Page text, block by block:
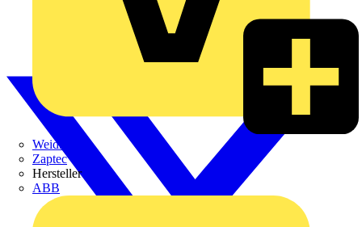
Weidmüller
Zaptec
Hersteller
ABB